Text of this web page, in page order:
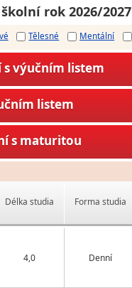
rok 2026/2027
Tělesné Mentální
výučním listem
listem
s maturitou
Délka studia Forma studia
4,0 Denní